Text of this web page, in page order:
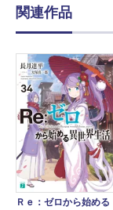
関連作品
Ｒｅ：ゼロから始める